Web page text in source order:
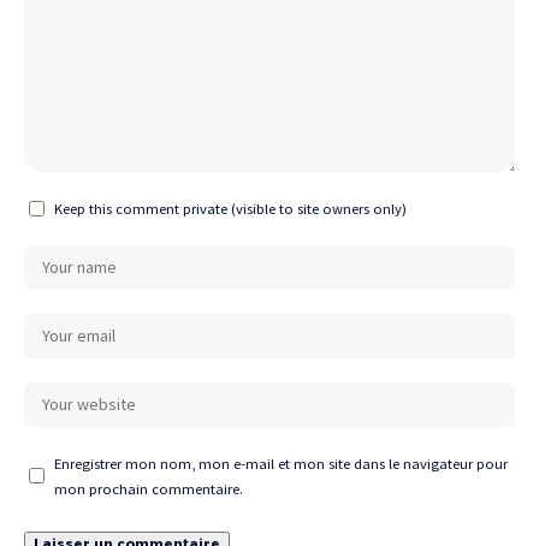
Keep this comment private (visible to site owners only)
Enregistrer mon nom, mon e-mail et mon site dans le navigateur pour
mon prochain commentaire.